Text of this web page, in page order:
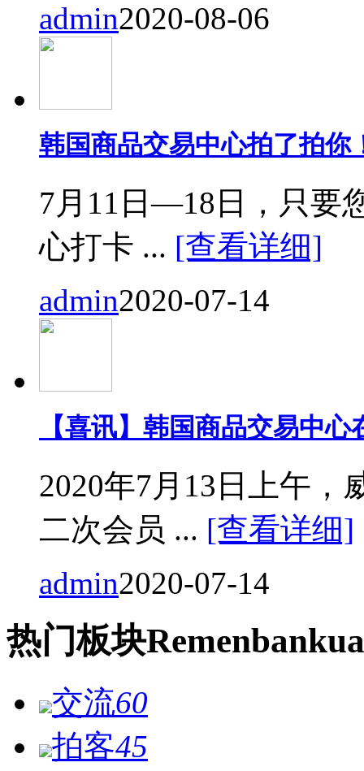
admin2020-08-06
韩国商品交易中心拍了拍你
7月11日—18日，只要
心打卡 ... [查看详细]
admin2020-07-14
【喜讯】韩国商品交易中
2020年7月13日上午，
二次会员 ... [查看详细]
admin2020-07-14
热门板块Remen
交流60
拍客45